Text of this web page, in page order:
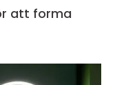
att forma